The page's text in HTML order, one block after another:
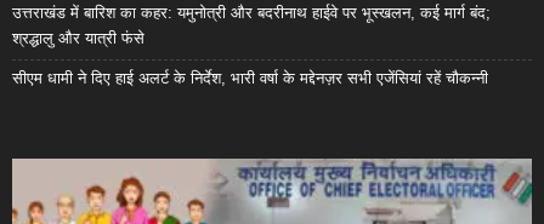
उत्तराखंड में बारिश का कहर: यमुनोत्री और बदरीनाथ हाईवे पर भूस्खलन, कई मार्ग बंद;
श्रद्धालु और यात्री फंसे
सीएम धामी ने दिए हाई अलर्ट के निर्देश, भारी वर्षा के मद्देनज़र सभी एजेंसियां रहें चौकन्नी